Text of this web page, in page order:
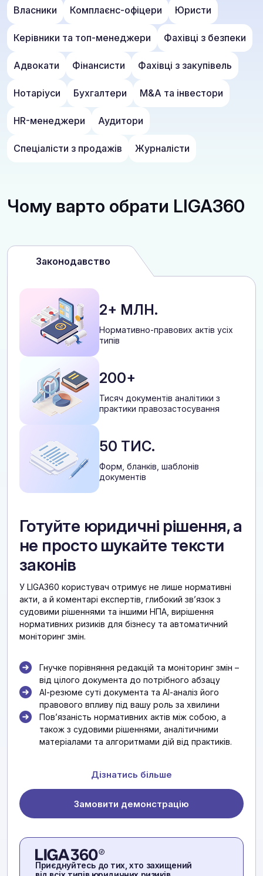
Власники Комплаєнс-офіцери Юристи
Керівники та топ-менеджери Фахівці з безпеки
Адвокати Фінансисти Фахівці з закупівель
Нотаріуси Бухгалтери M&A та інвестори
HR-менеджери Аудитори
Спеціалісти з продажів Журналісти
Чому варто обрати LIGA360
Законодавство
2+ МЛН.
Нормативно-правових актів усіх
типів
200+
Тисяч документів аналітики з
практики правозастосування
50 ТИС.
Форм, бланків, шаблонів
документів
Готуйте юридичні рішення, а
не просто шукайте тексти
законів
У LIGA360 користувач отримує не лише нормативні
акти, а й коментарі експертів, глибокий звʼязок з
судовими рішеннями та іншими НПА, вирішення
нормативних ризиків для бізнесу та автоматичний
моніторинг змін.
Гнучке порівняння редакцій та моніторинг змін –
від цілого документа до потрібного абзацу
АІ-резюме суті документа та АІ-аналіз його
правового впливу під вашу роль за хвилини
Повʼязаність нормативних актів між собою, а
також з судовими рішеннями, аналітичними
матеріалами та алгоритмами дій від практиків.
Дізнатись більше
Замовити демонстрацію
Приєднуйтесь до тих, хто захищений